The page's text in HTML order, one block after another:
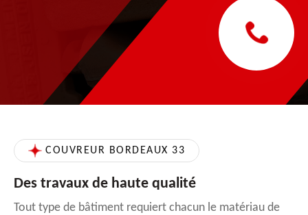
COUVREUR BORDEAUX 33
Des travaux de haute qualité
Tout type de bâtiment requiert chacun le matériau de